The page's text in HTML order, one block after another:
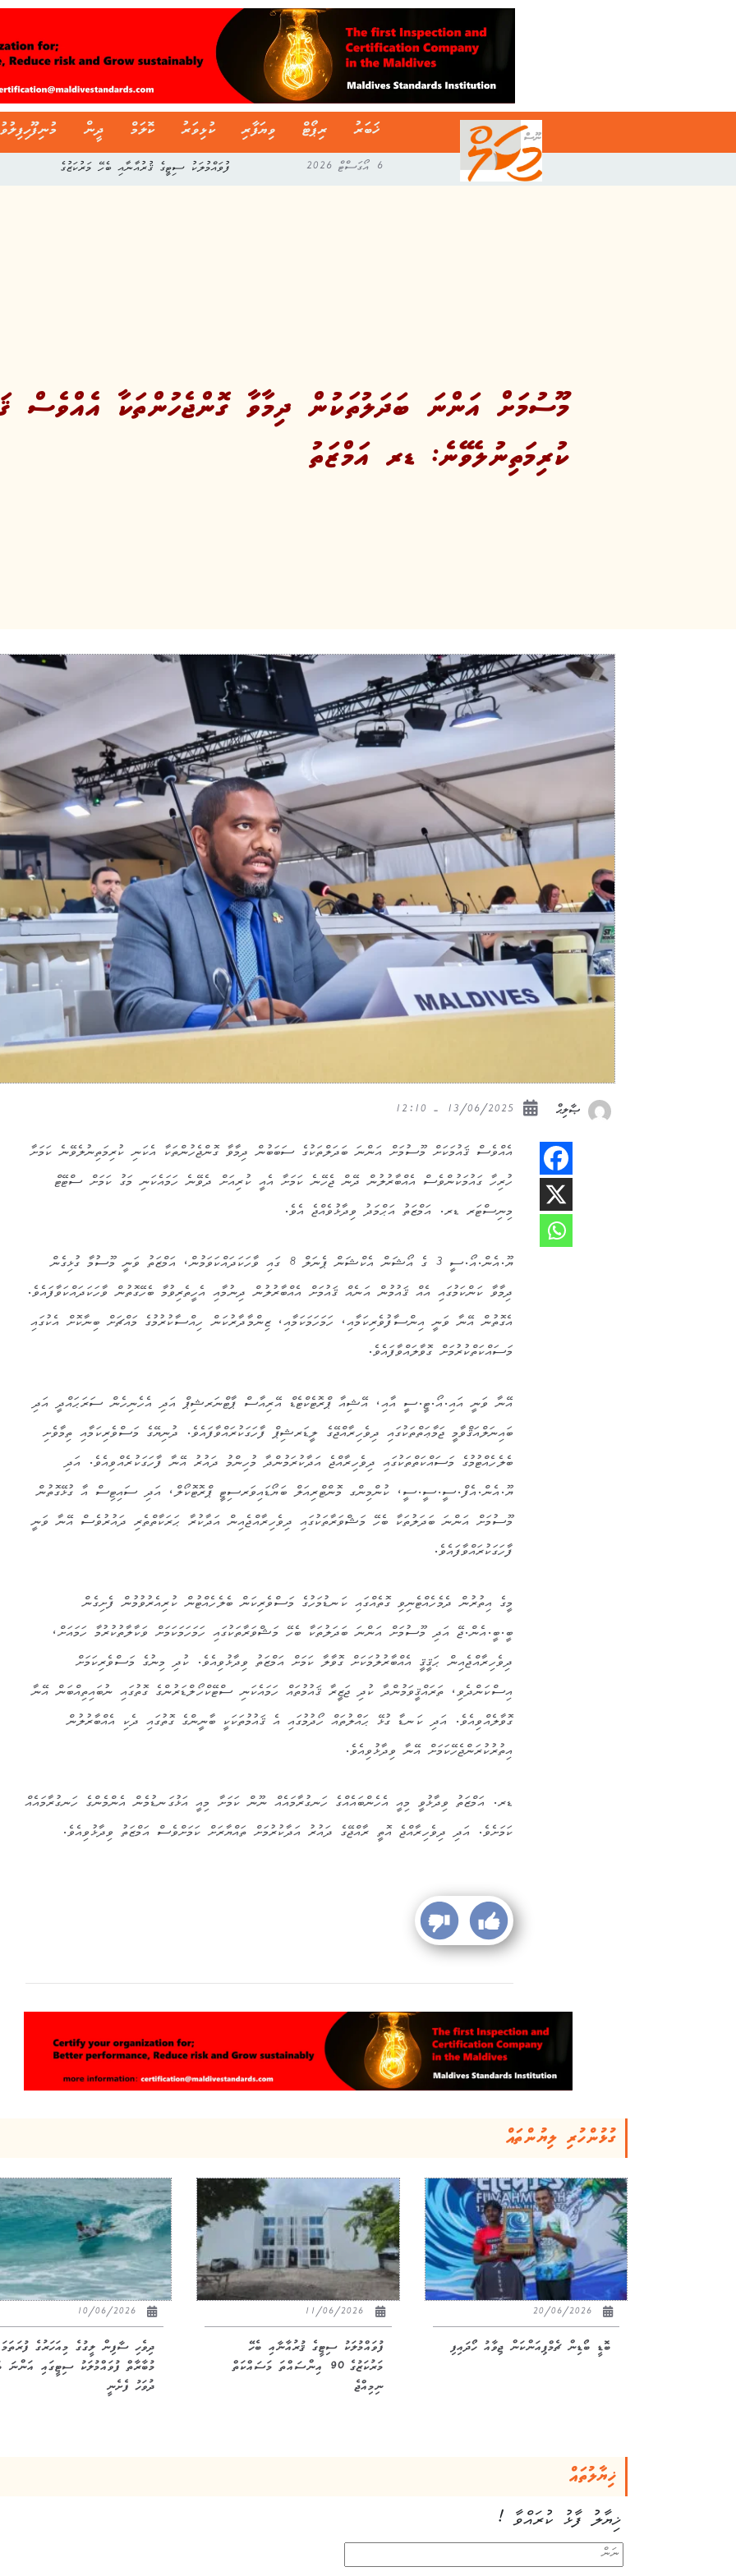
ޚަބަރު ރިޕޯޓް ވިޔަފާރި ކުޅިވަރު ކޮލަމް ދީން
6 އޯގަސްޓް 2026 ފުވައްމުލަކު ސިޓީގެ ޤުރުއާނާއި ބެހޭ މަރުކަޒުގެ
މޫސުމަށް އަންނަ ބަދަލުތަކުން ދިމާވާ ގޮންޖެހުންތަކާ އެއްވެސް
ކުރިމަތިނުލެވޭނެ: ޑރ އަމްޒަތު
ޞާލިޙް
އެއްވެސް ޤައުމަކަށް މޫސުމަށް އަންނަ ބަދަލްތަކުގެ ސަބަބުން ދިމާވާ ގޮންޖެހުންތަކާ އެކަނި ކުރިމަތިނުލެވޭނެ ކަމަށާ
ހުރިހާ ގައުމަކުންވެސް އެއްބާރުލުން ދޭން ޖެހޭނެ ކަމަށާ އެއީ ކުރިއަށް ދެވޭނެ ހަމައެކަނި މަގު ކަމަށް ސްޓޭޓް
މިނިސްޓަރ ޑރ. އަމްޒަތު އަޙްމަދު ވިދާޅުވެއްޖެ އެވެ.
ޔޫ.އެން.އޯ.ސީ 3 ގެ އޯޝަން އެކްޝަން ޕެނަލް 8 ގައި ވާހަކަދައްކަވަމުން، އަމްޒަތު ވަނީ މޫސުމާ ގުޅިގެން
ދިމާވާ ކަންކަމުގައި އެއް ޤައުމުން އަނެއް ޤައުމަށް އެއްބާރުލުން ދިނުމާއި އެހީތެރިވުމާ ބެހޭގޮތުން ވާހަކަދައްކަވާފައެވެ.
އެގޮތުން އޭނާ ވަނީ އިންސާފުވެރިކަމާއި، ހަމަހަމަކަމާއި، ޒިންމާދާރުކަން ހިއްސާކުރުމުގެ މައްޗަށް ބިނާކޮށް އެކުގައި
މަސައްކަތްކުރުމަށް ގޮވާލައްވާފައެވެ.
އޭނާ ވަނީ އައި.އޯ.ޓީ.ސީ އާއި، އޭޝިއާ ޕްރޮޓެކްޓެޑް އޭރިއާސް ޕާޓްނަރޝިޕް އަދި އެހެނިހެން ސަރަޙައްދީ އަދި
ބައިނަލްއަޤްވާމީ ޖަމާޢަތްތަކުގައި ދިވެހިރާއްޖޭގެ ލީޑަރޝިޕް ފާހަގަކުރައްވާފައެވެ. ދުނިޔޭގެ މަސްވެރިކަމާއި ތިމާވެށި
ބެލެހެއްޓުމުގެ މަސައްކަތްތަކުގައި ދިވެހިރާއްޖެ އަދާކުރަމުންދާ މުހިންމު ދައުރު އޭނާ ފާހަގަކުރެއްވިއެވެ. އަދި
ޔޫ.އެން.އެފް.ސީ.ސީ.ސީ، ކުންމިންގ މޮންޓްރިއަލް ބަޔޯޑައިވަރސިޓީ ޕްރޮޓޮކޯލް، އަދި ސައިޓިސް އާ ގުޅޭގޮތުން
މޫސުމަށް އަންނަ ބަދަލުތަކާ ބެހޭ މަޝްވަރާތަކުގައި ދިވެހިރާއްޖެއިން އަދާކުރާ ޙަރަކާތްތެރި ދައުރުވެސް އޭނާ ވަނީ
ފާހަގަކުރައްވާފައެވެ.
މީގެ އިތުރުން ދެމެހެއްޓެނިވި ގޮތެއްގައި ކަނޑުމަހުގެ މަސްވެރިކަން ބެލެހެއްޓުން ކުރިއެރުވުމުން ފެށިގެން
ބީ.ބީ.އެން.ޖޭ އަދި މޫސުމަށް އަންނަ ބަދަލުތަކާ ބެހޭ މަޝްވަރާތަކުގައި ހަމަހަމަކަމަށް ވަކާލާތުކުރުމާ ހަމައަށް،
ދިވެހިރާއްޖެއިން ޙަޤީޤީ އެއްބާރުލުމަކަށް ގޮވާލާ ކަމަށް އަމްޒަތު ވިދާޅުވިއެވެ. ކުދި މިނުގެ މަސްވެރިކަމަށް
އިސްކަންދެވި، ތަރައްޤީވަމުންދާ ކުދި ޖަޒީރާ ޤައުމުތައް ހަމައެކަނި ސްޓޭކްހޯލްޑަރުންގެ ގޮތުގައި ނުބައިތިއްބަން އޭނާ
ގޮވާލެއްވިއެވެ. އަދި ކަނޑާ ގުޅޭ ޙައްލުތައް ހޯދުމުގައި އެ ޤައުމުތަކަކީ ބާނީންގެ ގޮތުގައި ދެކި އެއްބާރުލުން
އިތުރުކުރަންޖެހޭކަމަށް އޭނާ ވިދާޅުވިއެވެ.
ޑރ. އަމްޒަތު ވިދާޅުވީ މިއީ އެހެންބައެއްގެ ހަނގުރާމައެއް ނޫން ކަމަށާ މިއީ އަޅުގަނޑުމެން އެންމެންގެ ހަނގުރާމައެއް
ކަމަށެވެ. އަދި ދިވެހިރާއްޖެ އޮތީ ރާއްޖޭގެ ދައުރު އަދާކުރުމަށް ތައްޔާރަށް ކަމަށްވެސް އަމްޒަތު ވިދާޅުވިއެވެ.
ގުޅުންހުރި ލިޔުންތައް
20/06/2026
ބޮޑީ ބޯޑިން ޗެމްޕިއަންކަން ޖިވާއު ހޯދައިފި
ފުވައްމުލަކު ސިޓީގެ ޤުރުއާނާއި ބެހޭ
މަރުކަޒުގެ 90 އިންސައްތަ މަސައްކަތް
ނިމިއްޖެ
10/06/2026
ދިވެހި ސާފިން ލީގުގެ މިއަހަރުގެ ފުރަތަމަ
މުބާރާތް ފުވައްމުލަކު ސިޓީގައި އަންނަ
ދުވަހު ފެށެނީ
ޚިޔާލުތައް
ޚިޔާލު ފާޅު ކުރައްވާ !